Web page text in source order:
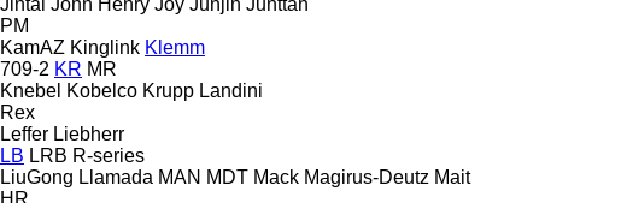
PM
KamAZ Kinglink Klemm
709-2 KR MR
Knebel Kobelco Krupp Landini
Rex
Leffer Liebherr
LB LRB R-series
LiuGong Llamada MAN MDT Mack Magirus-Deutz Mait
HR